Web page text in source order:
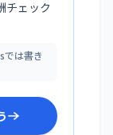
チェック
では書き